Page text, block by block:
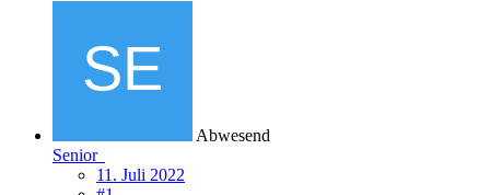
Abwesend
Senior
11. Juli 2022